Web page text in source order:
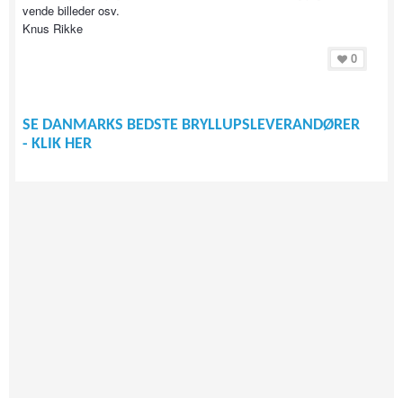
vende billeder osv.
Knus Rikke
0
SE DANMARKS BEDSTE BRYLLUPSLEVERANDØRER
- KLIK HER